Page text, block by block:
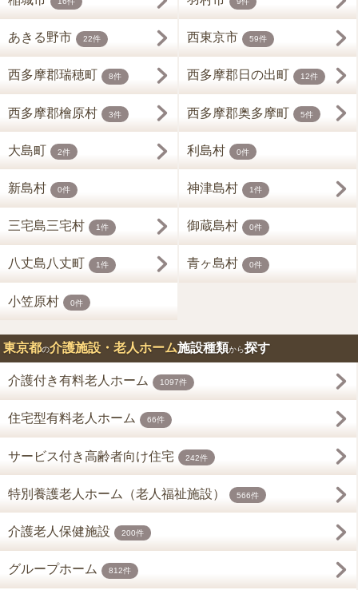
あきる野市 22件 西東京市 59件
西多摩郡瑞穂町 8件 西多摩郡日の出町 12件
西多摩郡檜原村 3件 西多摩郡奥多摩町 5件
大島町 2件 利島村 0件
新島村 0件 神津島村 1件
三宅島三宅村 1件 御蔵島村 0件
八丈島八丈町 1件 青ヶ島村 0件
小笠原村 0件
東京都の介護施設・老人ホーム施設種類から探す
介護付き有料老人ホーム 1097件
住宅型有料老人ホーム 66件
サービス付き高齢者向け住宅 242件
特別養護老人ホーム（老人福祉施設） 566件
介護老人保健施設 200件
グループホーム 812件